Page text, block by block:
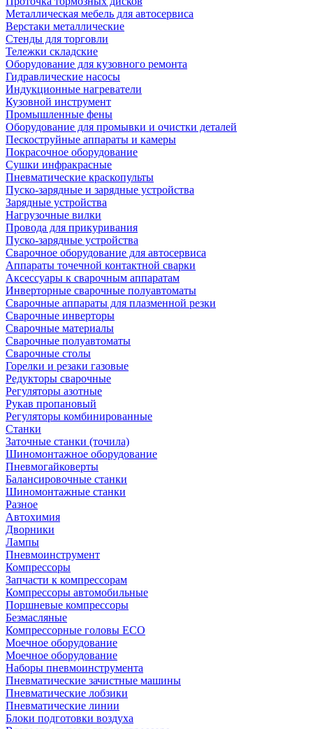
Металлическая мебель для автосервиса
Верстаки металлические
Стенды для торговли
Тележки складские
Оборудование для кузовного ремонта
Гидравлические насосы
Индукционные нагреватели
Кузовной инструмент
Промышленные фены
Оборудование для промывки и очистки деталей
Пескоструйные аппараты и камеры
Покрасочное оборудование
Сушки инфракрасные
Пневматические краскопульты
Пуско-зарядные и зарядные устройства
Зарядные устройства
Нагрузочные вилки
Провода для прикуривания
Пуско-зарядные устройства
Сварочное оборудование для автосервиса
Аппараты точечной контактной сварки
Аксессуары к сварочным аппаратам
Инверторные сварочные полуавтоматы
Сварочные аппараты для плазменной резки
Сварочные инверторы
Сварочные материалы
Сварочные полуавтоматы
Сварочные столы
Горелки и резаки газовые
Редукторы сварочные
Регуляторы азотные
Рукав пропановый
Регуляторы комбинированные
Станки
Заточные станки (точила)
Шиномонтажное оборудование
Пневмогайковерты
Балансировочные станки
Шиномонтажные станки
Разное
Автохимия
Дворники
Лампы
Пневмоинструмент
Компрессоры
Запчасти к компрессорам
Компрессоры автомобильные
Поршневые компрессоры
Безмасляные
Компрессорные головы ECO
Моечное оборудование
Моечное оборудование
Наборы пневмоинструмента
Пневматические зачистные машины
Пневматические лобзики
Пневматические линии
Блоки подготовки воздуха